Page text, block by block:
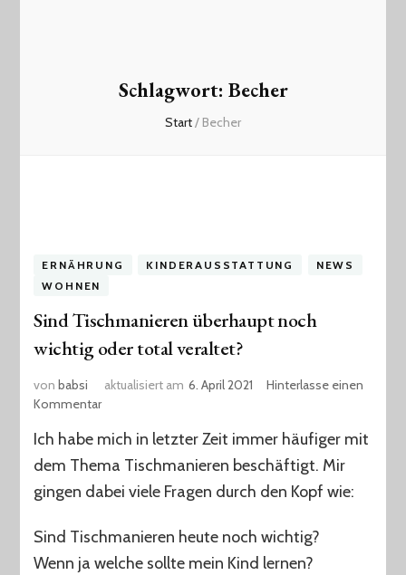
Schlagwort: Becher
Start/ Becher
ERNÄHRUNG KINDERAUSSTATTUNG
NEWS
WOHNEN
Sind Tischmanieren überhaupt noch
wichtig oder total veraltet?
vonbabsi aktualisiert am 6. April 2021
Hinterlasse einen
Kommentarzu
Tischmanieren
überhaupt
wichtig
total
veraltet?
Ich habe mich in letzter Zeit immer häufiger mit
dem Thema Tischmanieren beschäftigt. Mir
gingen dabei viele Fragen durch den Kopf wie:
Sind Tischmanieren heute noch wichtig?
Wenn ja welche sollte mein Kind lernen?